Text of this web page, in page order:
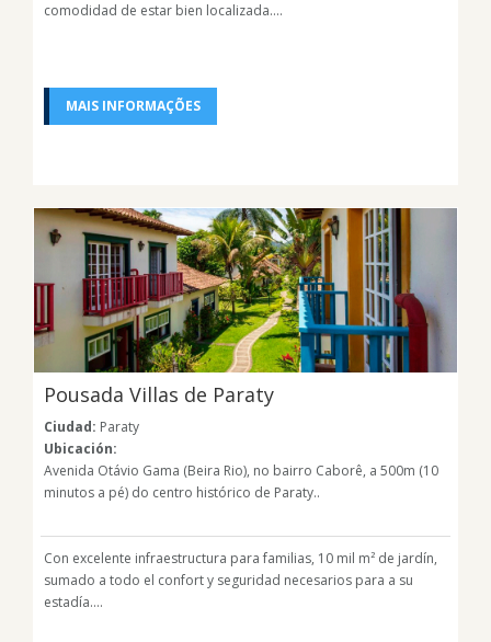
comodidad de estar bien localizada....
MAIS INFORMAÇÕES
Pousada Villas de Paraty
Ciudad: Paraty
Ubicación:
Avenida Otávio Gama (Beira Rio), no bairro Caborê, a 500m (10
minutos a pé) do centro histórico de Paraty..
Con excelente infraestructura para familias, 10 mil m² de jardín,
sumado a todo el confort y seguridad necesarios para a su
estadía....